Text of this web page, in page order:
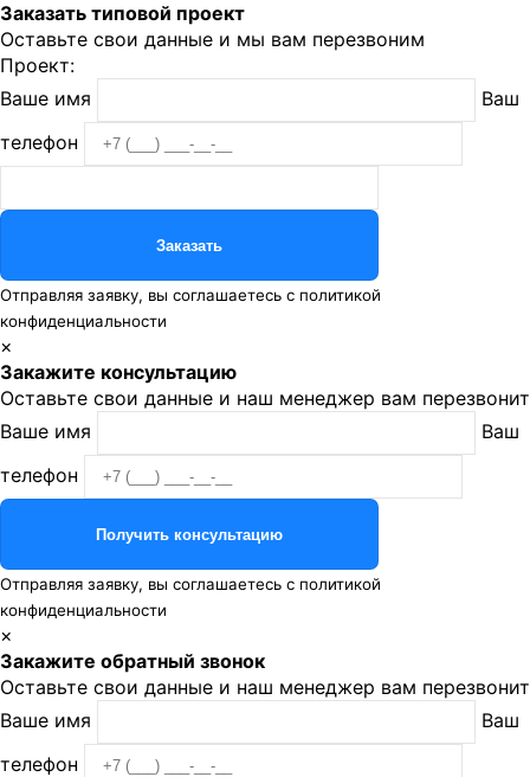
Заказать типовой проект
Оставьте свои данные и мы вам перезвоним
Проект:
Ваше имя
Ваш
телефон
Отправляя заявку, вы соглашаетесь с политикой
конфиденциальности
×
Закажите консультацию
Оставьте свои данные и наш менеджер вам перезвонит
Ваше имя
Ваш
телефон
Отправляя заявку, вы соглашаетесь с политикой
конфиденциальности
×
Закажите обратный звонок
Оставьте свои данные и наш менеджер вам перезвонит
Ваше имя
Ваш
телефон